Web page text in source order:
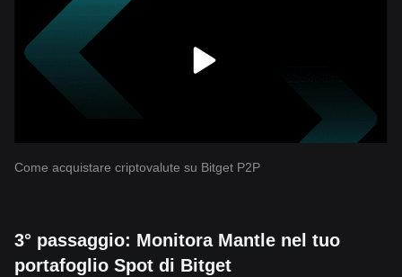
Come acquistare criptovalute su Bitget P2P
3° passaggio: Monitora Mantle nel tuo
portafoglio Spot di Bitget